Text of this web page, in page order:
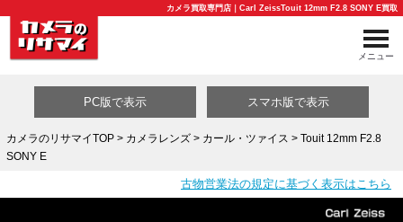
カメラ買取専門店｜Carl ZeissTouit 12mm F2.8 SONY E買取
メニュー
PC版で表示 スマホ版で表示
カメラのリサマイTOP> カメラレンズ> カール・ツァイス > Touit 12mm F2.8
SONY E
古物営業法の規定に基づく表示はこちら